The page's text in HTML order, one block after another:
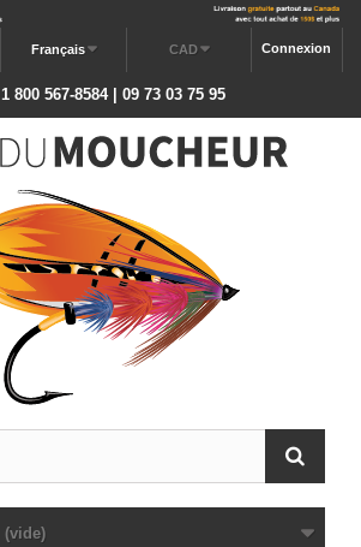
Connexion
CAD
Français
1 800 567-8584 | 09 73 03 75 95
(vide)